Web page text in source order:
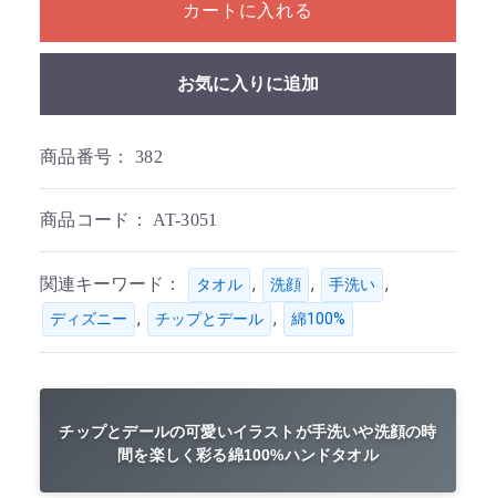
カートに入れる
お気に入りに追加
商品番号： 382
商品コード： AT-3051
関連キーワード： タオル , 洗顔 , 手洗い ,
ディズニー , チップとデール , 綿100%
チップとデールの可愛いイラストが手洗いや洗顔の時
間を楽しく彩る綿100%ハンドタオル